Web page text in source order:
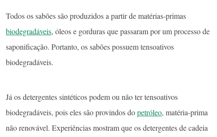
Todos os sabões são produzidos a partir de matérias-primas
biodegradáveis, óleos e gorduras que passaram por um processo de
saponificação. Portanto, os sabões possuem tensoativos
biodegradáveis.
Já os detergentes sintéticos podem ou não ter tensoativos
biodegradáveis, pois eles são provindos dopetróleo, matéria-prima
não renovável. Experiências mostram que os detergentes de cadeia